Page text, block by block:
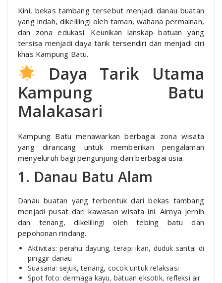
Kini, bekas tambang tersebut menjadi danau buatan
yang indah, dikelilingi oleh taman, wahana permainan,
dan zona edukasi. Keunikan lanskap batuan yang
tersisa menjadi daya tarik tersendiri dan menjadi ciri
khas Kampung Batu.
Daya Tarik Utama
Kampung Batu
Malakasari
Kampung Batu menawarkan berbagai zona wisata
yang dirancang untuk memberikan pengalaman
menyeluruh bagi pengunjung dari berbagai usia.
1. Danau Batu Alam
Danau buatan yang terbentuk dari bekas tambang
menjadi pusat dari kawasan wisata ini. Airnya jernih
dan tenang, dikelilingi oleh tebing batu dan
pepohonan rindang.
Aktivitas: perahu dayung, terapi ikan, duduk santai di
pinggir danau
Suasana: sejuk, tenang, cocok untuk relaksasi
Spot foto: dermaga kayu, batuan eksotik, refleksi air